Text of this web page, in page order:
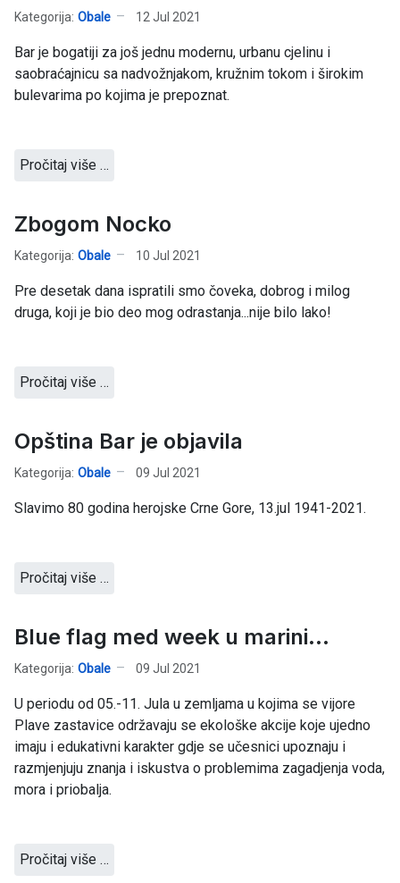
Kategorija: Obale 12 Jul 2021
Bar je bogatiji za još jednu modernu, urbanu cjelinu i
saobraćajnicu sa nadvožnjakom, kružnim tokom i širokim
bulevarima po kojima je prepoznat.
Pročitaj više …
Zbogom Nocko
Kategorija: Obale 10 Jul 2021
Pre desetak dana ispratili smo čoveka, dobrog i milog
druga, koji je bio deo mog odrastanja...nije bilo lako!
Pročitaj više …
Opština Bar je objavila
Kategorija: Obale 09 Jul 2021
Slavimo 80 godina herojske Crne Gore, 13.jul 1941-2021.
Pročitaj više …
Blue flag med week u marini...
Kategorija: Obale 09 Jul 2021
U periodu od 05.-11. Jula u zemljama u kojima se vijore
Plave zastavice održavaju se ekološke akcije koje ujedno
imaju i edukativni karakter gdje se učesnici upoznaju i
razmjenjuju znanja i iskustva o problemima zagadjenja voda,
mora i priobalja.
Pročitaj više …